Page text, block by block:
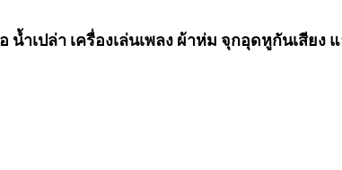
ำเปล่า เครื่องเล่นเพลง ผ้าห่ม จุกอุดหูกันเสีย